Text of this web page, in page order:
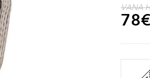
VANA
78€